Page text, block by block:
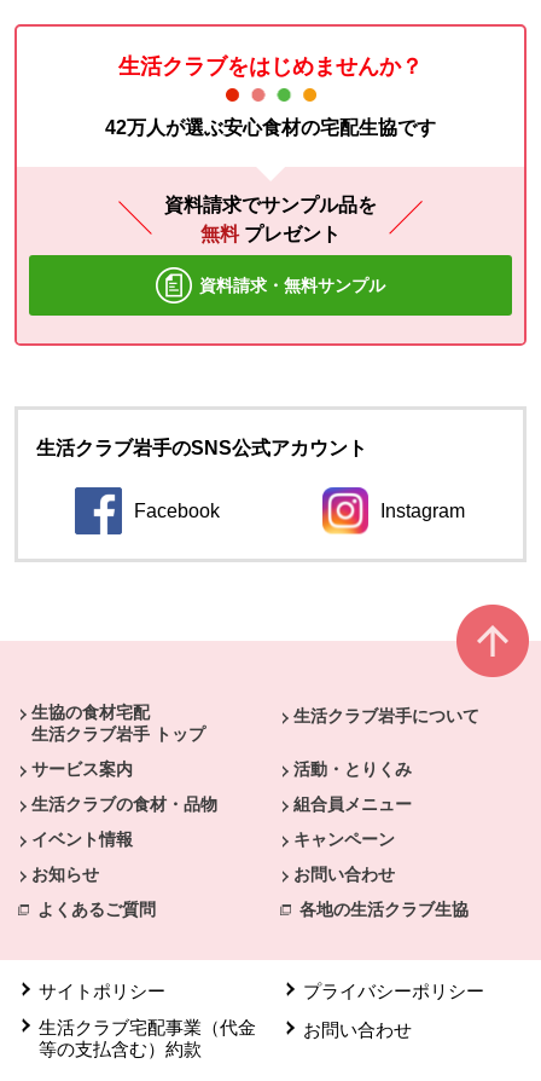
生活クラブをはじめませんか？
42万人が選ぶ安心食材の宅配生協です
資料請求でサンプル品を
無料 プレゼント
資料請求・無料サンプル
生活クラブ岩手のSNS公式アカウント
Facebook Instagram
生協の食材宅配
生活クラブ岩手 トップ
生活クラブ岩手について
サービス案内
活動・とりくみ
生活クラブの食材・品物
組合員メニュー
イベント情報
キャンペーン
お知らせ
お問い合わせ
よくあるご質問
各地の生活クラブ生協
サイトポリシー
プライバシーポリシー
生活クラブ宅配事業（代金
等の支払含む）約款
お問い合わせ